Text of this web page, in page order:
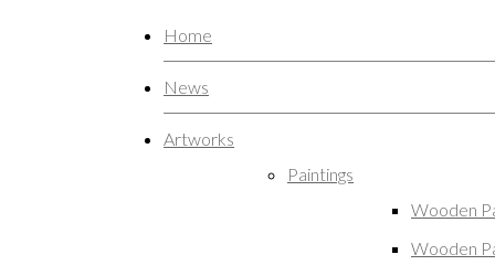
Home
News
Artworks
Paintings
Wooden
Wooden